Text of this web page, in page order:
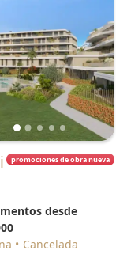
promociones de obra nueva
desde
Cancelada